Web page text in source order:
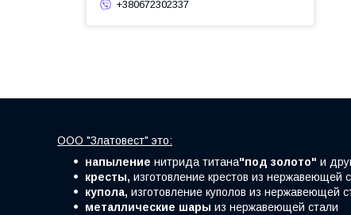
+380672302337
ООО "Златовест" это:
напыление нитрида титана"под золото" и
кресты, изготовление крестов из нержавеющей
купола, изготовление куполов из нержавеющей
металлические шары из нержавеющей стали